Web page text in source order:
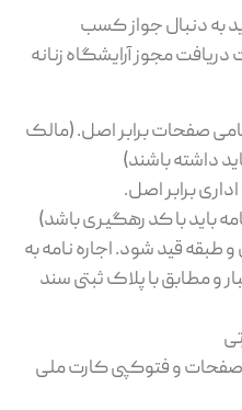
به دنبال جواز کسب
مجوز آرایشگاه زنانه
صفحات برابر اصل. (مالک
داشته باشند)
برابر اصل.
باید با کد رهگیری باشد)
طبقه قید شود. اجاره نامه به
و مطابق با پلاک ثبتی سند
صفحات و فتوکپی کارت ملی